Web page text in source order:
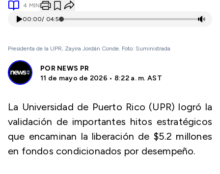
4 MIN
00:00/ 04:51
Presidenta de la UPR, Zayira Jordán Conde. Foto: Suministrada
POR NEWS PR
11 de mayo de 2026 • 8:22 a. m. AST
La Universidad de Puerto Rico (UPR) logró la
validación de importantes hitos estratégicos
que encaminan la liberación de $5.2 millones
en fondos condicionados por desempeño.